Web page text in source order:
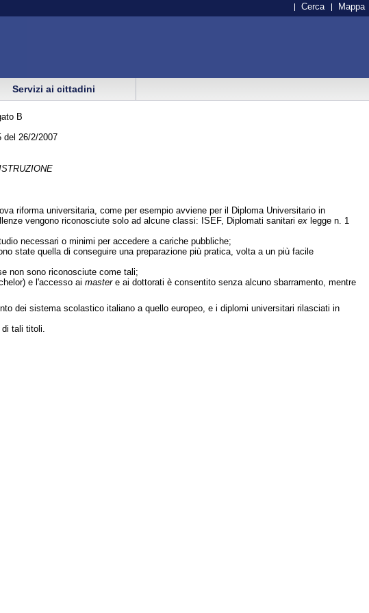
Cerca Mappa
Servizi ai cittadini
B
del 26/2/2007
riforma universitaria, come per esempio avviene per il Diploma Universitario in
vengono riconosciute solo ad alcune classi: ISEF, Diplomati sanitari exlegge n. 1
necessari o minimi per accedere a cariche pubbliche;
state quella di conseguire una preparazione più pratica, volta a un più facile
non sono riconosciute come tali;
e l'accesso ai mastere ai dottorati è consentito senza alcuno sbarramento, mentre
dei sistema scolastico italiano a quello europeo, e i diplomi universitari rilasciati in
tali titoli.